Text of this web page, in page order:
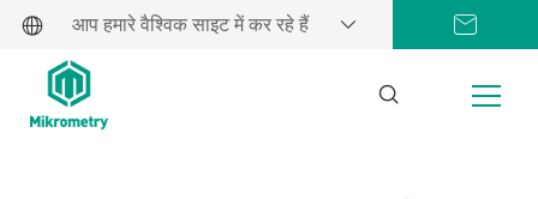
आप हमारे वैश्विक साइट में कर रहे हैं